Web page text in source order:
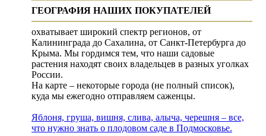
ГЕОГРАФИЯ НАШИХ ПОКУПАТЕЛЕЙ
охватывает широкий спектр регионов, от
Калининграда до Сахалина, от Санкт-Петербурга до
Крыма. Мы гордимся тем, что наши садовые
растения находят своих владельцев в разных уголках
России.
На карте – некоторые города (не полный список),
куда мы ежегодно отправляем саженцы.
Яблоня, груша, вишня, слива, алыча, черешня – все,
что нужно знать о плодовом саде в Подмосковье.